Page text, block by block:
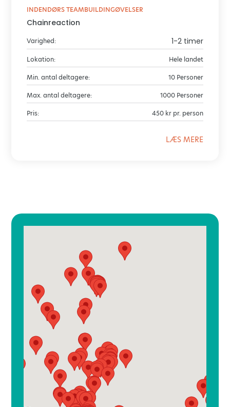
INDENDØRS TEAMBUILDINGØVELSER
Chainreaction
Varighed: 1-2 timer
Lokation: Hele landet
Min. antal deltagere: 10 Personer
Max. antal deltagere: 1000 Personer
Pris: 450 kr pr. person
LÆS MERE